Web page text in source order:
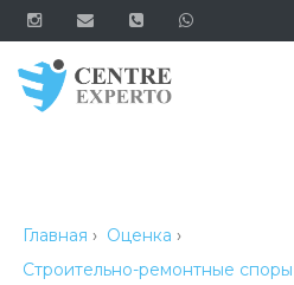
Главная › Оценка ›
Строительно-ремонтные